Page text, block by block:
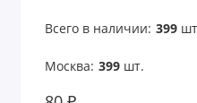
Всего в наличии: 399
Москва: 399шт.